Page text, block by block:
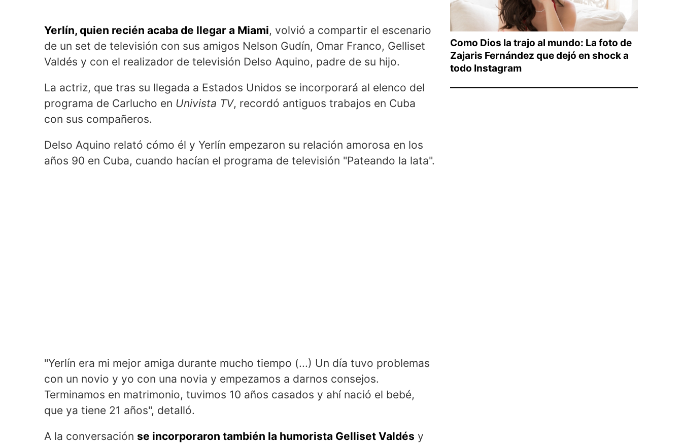
Yerlín, quien recién acaba de llegar a Miami, volvió a compartir el escenario
de un set de televisión con sus amigos Nelson Gudín, Omar Franco, Gelliset
Valdés y con el realizador de televisión Delso Aquino, padre de su hijo.
La actriz, que tras su llegada a Estados Unidos se incorporará al elenco del
programa de Carlucho en Univista TV, recordó antiguos trabajos en Cuba
con sus compañeros.
Delso Aquino relató cómo él y Yerlín empezaron su relación amorosa en los
años 90 en Cuba, cuando hacían el programa de televisión "Pateando la lata".
"Yerlín era mi mejor amiga durante mucho tiempo (...) Un día tuvo problemas
con un novio y yo con una novia y empezamos a darnos consejos.
Terminamos en matrimonio, tuvimos 10 años casados y ahí nació el bebé,
que ya tiene 21 años", detalló.
A la conversación se incorporaron también la humorista Gelliset Valdés y
Como Dios la trajo al mundo: La foto de
Zajaris Fernández que dejó en shock a
todo Instagram